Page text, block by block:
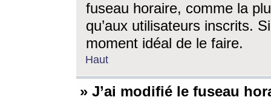
fuseau horaire, comme la
qu’aux utilisateurs inscrits.
moment idéal de le faire.
Haut
» J’ai modifié le fuseau